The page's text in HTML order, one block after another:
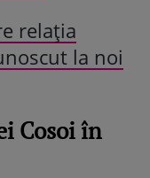
relația
la noi
Cosoi în